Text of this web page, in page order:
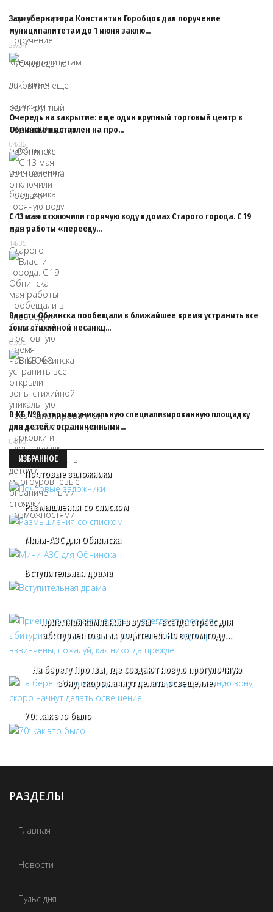
Замгубернатора Константин Горобцов дал поручение
муниципалитетам до 1 июня заклю…
29/04
Очередь на закрытие: еще один крупный торговый центр в
Обнинске выставлен на про…
04/06
С 13 мая отключили горячую воду в домах Старого города. С 19
мая работы «перееду…
14/05
Власти Обнинска пообещали в ближайшее время устранить все
зоны стихийной несанкц…
07/05
В КБ №8 открыли уникальную специализированную площадку
для детей с ограниченными…
04/06
ИЗБРАННОЕ
Почтовые заложники
Размышления со списком
Мини-АЗС для Обнинска
Вступительная драма
Приемная кампания в вузы — всегда стресс для
абитуриентов и их родителей. Но в этом году…
На берегу Протвы, где создают новую прогулочную
зону, скоро начнут делать освещение.
70: как это было
РАЗДЕЛЫ
Главная
Новости
Пульс дня